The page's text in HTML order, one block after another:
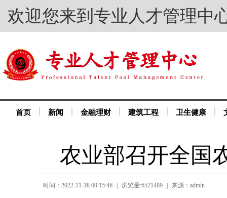
欢迎您来到专业人才管理中
首页 新闻 金融理财 建筑工程 卫生健康
农业部召开全国
时间：2022-11-18 00:15:46 浏览量:6521489 来源：admin